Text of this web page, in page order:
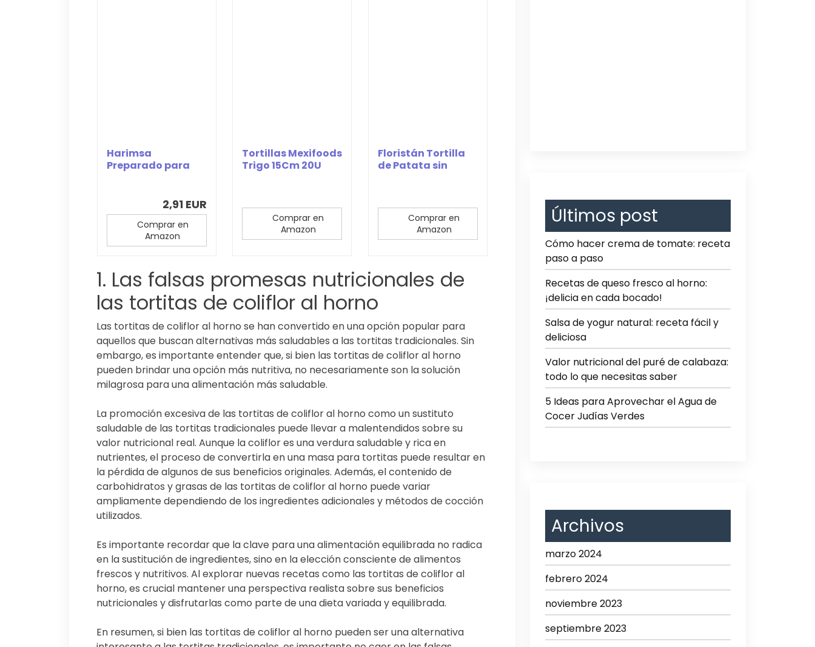
Harimsa
Preparado para
2,91 EUR
Comprar en
Amazon
Tortillas Mexifoods
Trigo 15Cm 20U
Comprar en
Amazon
Floristán Tortilla
de Patata sin
Comprar en
Amazon
1. Las falsas promesas nutricionales de
las tortitas de coliflor al horno
Las tortitas de coliflor al horno se han convertido en una opción popular para
aquellos que buscan alternativas más saludables a las tortitas tradicionales. Sin
embargo, es importante entender que, si bien las tortitas de coliflor al horno
pueden brindar una opción más nutritiva, no necesariamente son la solución
milagrosa para una alimentación más saludable.
La promoción excesiva de las tortitas de coliflor al horno como un sustituto
saludable de las tortitas tradicionales puede llevar a malentendidos sobre su
valor nutricional real. Aunque la coliflor es una verdura saludable y rica en
nutrientes, el proceso de convertirla en una masa para tortitas puede resultar en
la pérdida de algunos de sus beneficios originales. Además, el contenido de
carbohidratos y grasas de las tortitas de coliflor al horno puede variar
ampliamente dependiendo de los ingredientes adicionales y métodos de cocción
utilizados.
Es importante recordar que la clave para una alimentación equilibrada no radica
en la sustitución de ingredientes, sino en la elección consciente de alimentos
frescos y nutritivos. Al explorar nuevas recetas como las tortitas de coliflor al
horno, es crucial mantener una perspectiva realista sobre sus beneficios
nutricionales y disfrutarlas como parte de una dieta variada y equilibrada.
En resumen, si bien las tortitas de coliflor al horno pueden ser una alternativa
Últimos post
Cómo hacer crema de tomate: receta
paso a paso
Recetas de queso fresco al horno:
¡delicia en cada bocado!
Salsa de yogur natural: receta fácil y
deliciosa
Valor nutricional del puré de calabaza:
todo lo que necesitas saber
5 Ideas para Aprovechar el Agua de
Cocer Judías Verdes
Archivos
marzo 2024
febrero 2024
noviembre 2023
septiembre 2023